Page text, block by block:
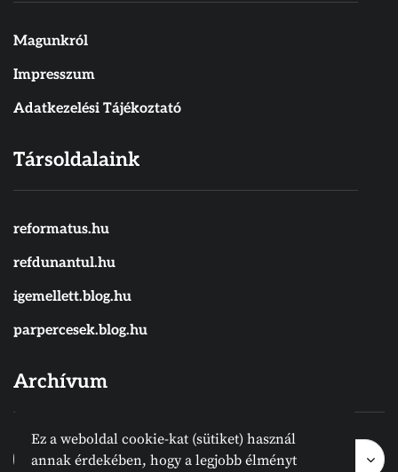
Magunkról
Impresszum
Adatkezelési Tájékoztató
Társoldalaink
reformatus.hu
refdunantul.hu
igemellett.blog.hu
parpercesek.blog.hu
Archívum
Archívum
Hónap kijelölése
Archívum
Ez a weboldal cookie-kat (sütiket) használ
annak érdekében, hogy a legjobb élményt